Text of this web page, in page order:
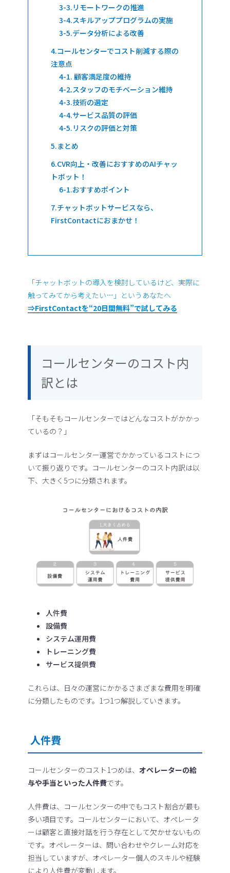
リモートワークの推進
スキルアッププログラムの実施
データ分析による改善
コールセンターでコスト削減する際の
注意点
顧客満足度の維持
スタッフのモチベーション維持
技術の選定
サービス品質の評価
リスクの評価と対策
まとめ
CVR向上・改善におすすめのAIチャッ
トボット！
おすすめポイント
チャットボットサービスなら、
FirstContactにおまかせ！
「チャットボットの導入を検討しているけど、実際に
触ってみてから考えたい…」というあなたへ
⇒FirstContactを“20日間無料”で試してみる
コールセンターのコスト内
訳とは
「そもそもコールセンターではどんなコストがかかっ
ているの？」
まずはコールセンター運営でかかっているコストにつ
いて振り返りです。コールセンターのコスト内訳は以
下、大きく5つに分類されます。
人件費
設備費
システム運用費
トレーニング費
サービス提供費
これらは、日々の運営にかかるさまざまな費用を明確
に分類したものです。1つ1つ解説していきます。
人件費
コールセンターのコスト1つめは、オペレーターの給
与や手当といった人件費です。
人件費は、コールセンターの中でもコスト割合が最も
多い項目です。コールセンターにおいて、オペレータ
ーは顧客と直接対話を行う存在として欠かせないもの
です。オペレーターは、問い合わせやクレーム対応を
担当していますが、オペレーター個人のスキルや経験
により人件費が変動します。